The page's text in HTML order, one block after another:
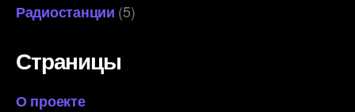
Радиостанции (5)
Страницы
О проекте